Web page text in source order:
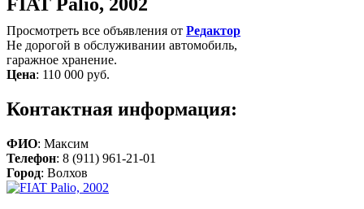
Просмотреть все объявления от Редактор
Не дорогой в обслуживании автомобиль,
гаражное хранение.
Цена: 110 000 руб.
Контактная информация:
ФИО: Максим
Телефон: 8 (911) 961-21-01
Город: Волхов